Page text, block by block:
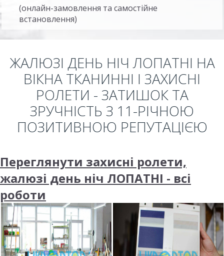
(онлайн-замовлення та самостійне
встановлення)
ЖАЛЮЗІ ДЕНЬ НІЧ ЛОПАТНІ НА
ВІКНА ТКАНИННІ І ЗАХИСНІ
РОЛЕТИ - ЗАТИШОК ТА
ЗРУЧНІСТЬ З 11-РІЧНОЮ
ПОЗИТИВНОЮ РЕПУТАЦІЄЮ
Переглянути захисні ролети,
жалюзі день ніч ЛОПАТНІ - всі
роботи